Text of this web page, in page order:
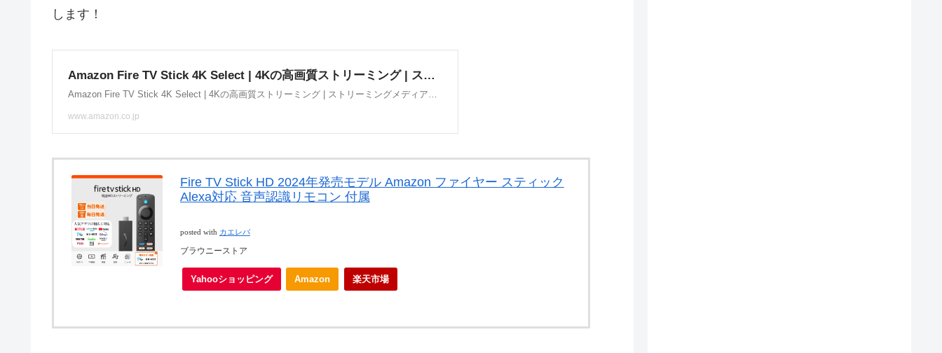
します！
Fire TV Stick HD 2024年発売モデル Amazon ファイヤー スティック
Alexa対応 音声認識リモコン 付属
posted with カエレバ
ブラウニーストア
Yahooショッピング Amazon 楽天市場